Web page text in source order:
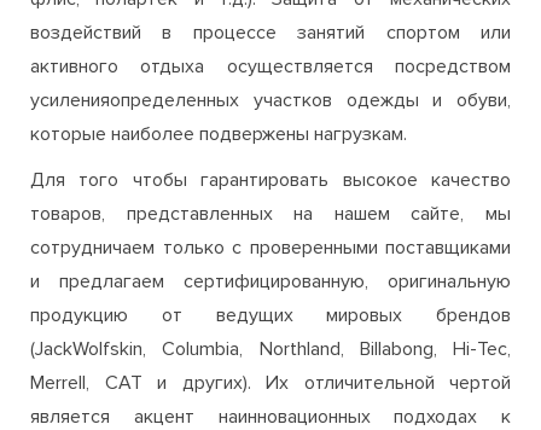
воздействий в процессе занятий спортом или
активного отдыха осуществляется посредством
усиленияопределенных участков одежды и обуви,
которые наиболее подвержены нагрузкам.
Для того чтобы гарантировать высокое качество
товаров, представленных на нашем сайте, мы
сотрудничаем только с проверенными поставщиками
и предлагаем сертифицированную, оригинальную
продукцию от ведущих мировых брендов
(JackWolfskin, Columbia, Northland, Billabong, Hi-Tec,
Merrell, CAT и других). Их отличительной чертой
является акцент наинновационных подходах к